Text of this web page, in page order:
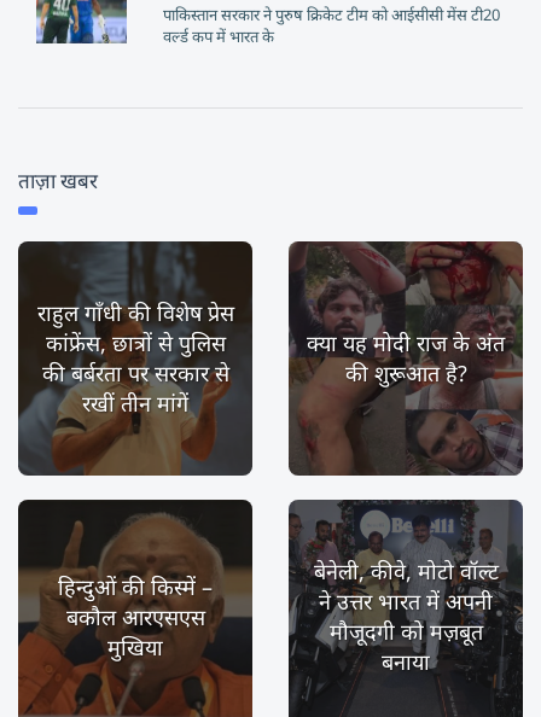
पाकिस्तान सरकार ने पुरुष क्रिकेट टीम को आईसीसी मेंस टी20
वर्ल्ड कप में भारत के
ताज़ा खबर
राहुल गाँधी की विशेष प्रेस
कांफ्रेंस, छात्रों से पुलिस
की बर्बरता पर सरकार से
रखीं तीन मांगें
क्या यह मोदी राज के अंत
की शुरूआत है?
हिन्दुओं की किस्में –
बकौल आरएसएस
मुखिया
बेनेली, कीवे, मोटो वॉल्ट
ने उत्तर भारत में अपनी
मौजूदगी को मज़बूत
बनाया